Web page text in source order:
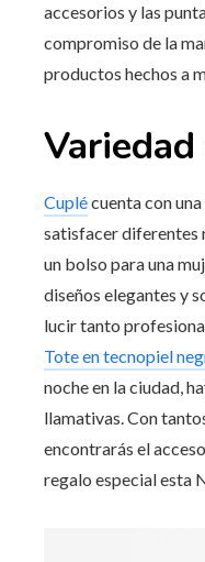
accesorios y las
compromiso de la
productos hechos a
Cuplécuenta con
satisfacer diferentes
un bolso para una
diseños elegantes y
lucir tanto
Tote en tecnopiel
noche en la ciudad,
llamativas. Con
encontrarás el
regalo especial esta